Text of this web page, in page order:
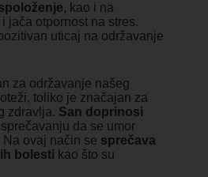
, kao i na
jača otpornost na stres.
uticaj na održavanje
za održavanje našeg
toliko je značajan za
zdravlja. San doprinosi
da se umor
ovaj način se sprečava
bolesti kao što su